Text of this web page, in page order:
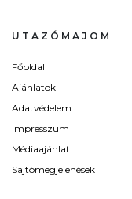
UTAZÓMAJOM
Főoldal
Ajánlatok
Adatvédelem
Impresszum
Médiaajánlat
Sajtómegjelenések